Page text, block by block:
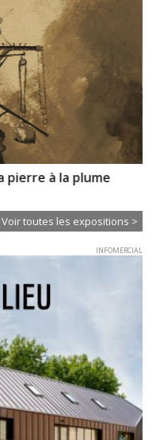
pierre à la plume
Voir toutes les expositions >
INFOMERCIAL